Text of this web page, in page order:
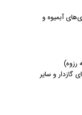
آبمیوه و
گازدار و سایر